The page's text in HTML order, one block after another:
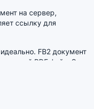
на сервер,
ссылку для
FB2 документ
PDF файл. Это